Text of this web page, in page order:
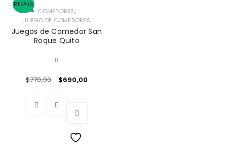
REBAJA
COMEDORES,
JUEGO DE COMEDORES
Juegos de Comedor San
Roque Quito
$770,00 $690,00